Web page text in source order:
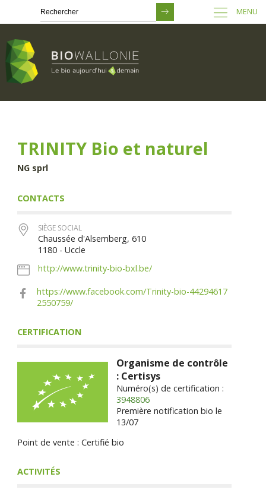
principal
MENU
TRINITY Bio et naturel
NG sprl
CONTACTS
SIÈGE SOCIAL
Chaussée d'Alsemberg, 610
1180 - Uccle
http://www.trinity-bio-bxl.be/
https://www.facebook.com/Trinity-bio-44294617
2550759/
CERTIFICATION
Organisme de contrôle
: Certisys
Numéro(s) de certification :
3948806
Première notification bio le
13/07
Point de vente : Certifié bio
ACTIVITÉS